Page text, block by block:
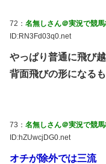
72： 名無しさん＠実況で競馬
ID:RN3Fd03q0.net
やっぱり普通に飛び
背面飛びの形になる
73： 名無しさん＠実況で競馬
ID:hZUwcjDG0.net
オチが除外では三流